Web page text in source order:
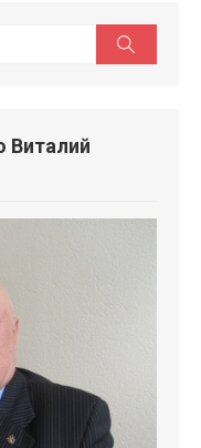
Виталий